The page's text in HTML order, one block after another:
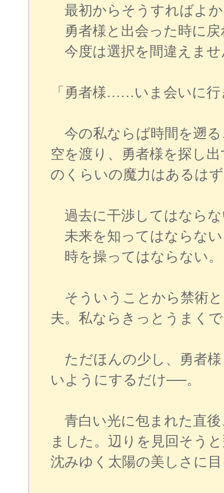
最初からそうすればよ
勇者様と出会った時に戻
今度は選択を間違えませ
「勇者様……いま会いに
今の私ならば時間を遡
空を渡り、勇者様を探し
のくらいの魔力はあるは
過去に干渉してはなら
未来を知ってはならな
時を操ってはならない。
そういうことから禁術
夫。私ならきっとうまく
ただほんの少し、勇者様
いようにするだけ──。
青白い光に包まれた直後
ました。辺りを見回そう
沈みゆく太陽の美しさに